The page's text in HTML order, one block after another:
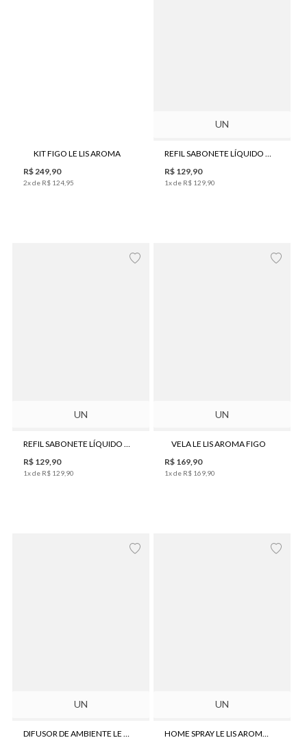
KIT FIGO LE LIS AROMA
R$249,90
2x de R$ 124 95
UN
REFIL SABONETE LÍQUIDO LE LIS AROMA ALECRIM 500ML
R$ 129,90
1x de R$ 129 90
UN
REFIL SABONETE LÍQUIDO LE LIS AROMA SWEET HOME 500ML
R$ 129 90
1x de R$ 129 90
UN
VELA LE LIS AROMA FIGO
R$ 169 90
1x de R$ 169 90
UN
DIFUSOR DE AMBIENTE LE LIS AROMA FIGO 150ML
UN
HOME SPRAY LE LIS AROMA FIGO 150ML